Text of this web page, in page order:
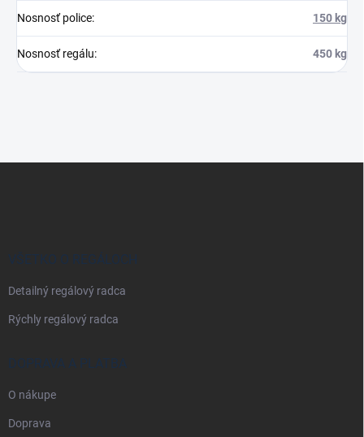
Nosnosť police: 150 kg
Nosnosť regálu: 450 kg
VŠETKO O REGÁLOCH
Detailný regálový radca
Rýchly regálový radca
DOPRAVA A PLATBA
O nákupe
Doprava